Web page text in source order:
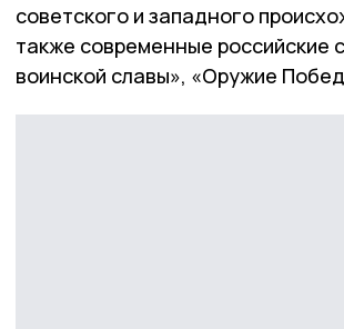
советского и западного
также современные российские
воинской славы», «Оружие